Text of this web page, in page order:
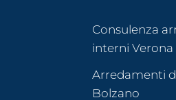
Consulenza
interni Verona
Arredamenti
Bolzano